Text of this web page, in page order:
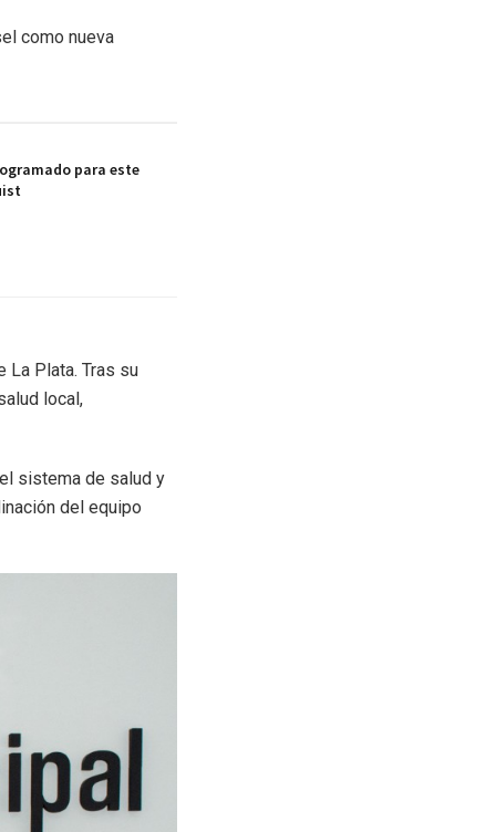
como nueva
para este
La Plata. Tras su
local,
sistema de salud y
del equipo